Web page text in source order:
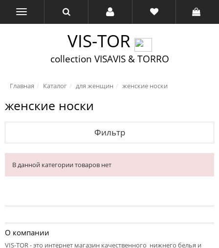
VIS-TOR
collection VISAVIS & TORRO
Главная Каталог для женщин женские носки
женские носки
Фильтр
В данной категории товаров нет
О компании
VIS-TOR - это интернет магазин качественного нижнего белья и